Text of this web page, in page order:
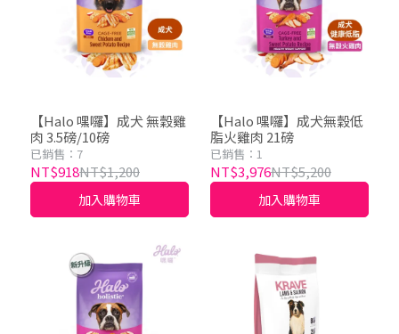
【Halo 嘿囉】成犬 無穀雞
肉 3.5磅/10磅
已銷售：7
NT$918NT$1,200
加入購物車
【Halo 嘿囉】成犬無穀低
脂火雞肉 21磅
已銷售：1
NT$3,976NT$5,200
加入購物車